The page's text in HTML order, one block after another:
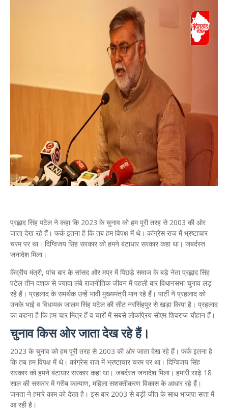
प्रह्लाद सिंह पटेल ने कहा कि 2023 के चुनाव को हम पूरी तरह से 2003 की ओर
जाता देख रहे हैं। फर्क इतना है कि तब हम विपक्ष में थे। कांग्रेस राज में भ्रष्टाचार
चरम पर था। दिग्विजय सिंह सरकार को हमने बंटाधार सरकार कहा था। जबर्दस्त
जनादेश मिला।
केंद्रीय मंत्री, पांच बार के सांसद और मप्र में पिछड़े समाज के बड़े नेता प्रह्लाद सिंह
पटेल तीन दशक से ज्यादा लंबे राजनीतिक जीवन में पहली बार विधानसभा चुनाव लड़
रहे हैं। प्रहलाद के समर्थक उन्हें भावी मुख्यमंत्री मान रहे हैं। पार्टी ने प्रहलाद को
उनके भाई व विधायक जालम सिंह पटेल की सीट नरसिंहपुर से खड़ा किया है। प्रहलाद
का कहना है कि हम चार मित्र हैं व चारों में सबसे लोकप्रिय सीएम शिवराज चौहान हैं।
चुनाव किस ओर जाता देख रहे हैं।
2023 के चुनाव को हम पूरी तरह से 2003 की ओर जाता देख रहे हैं। फर्क इतना है
कि तब हम विपक्ष में थे। कांग्रेस राज में भ्रष्टाचार चरम पर था। दिग्विजय सिंह
सरकार को हमने बंटाधार सरकार कहा था। जबर्दस्त जनादेश मिला। हमारी साढ़े 18
साल की सरकार में गरीब कल्याण, महिला सशक्तीकरण विकास के आधार रहे हैं।
जनता ने हमारे काम को देखा है। इस बार 2003 से बड़ी जीत के साथ भाजपा सत्ता में
आ रही है।